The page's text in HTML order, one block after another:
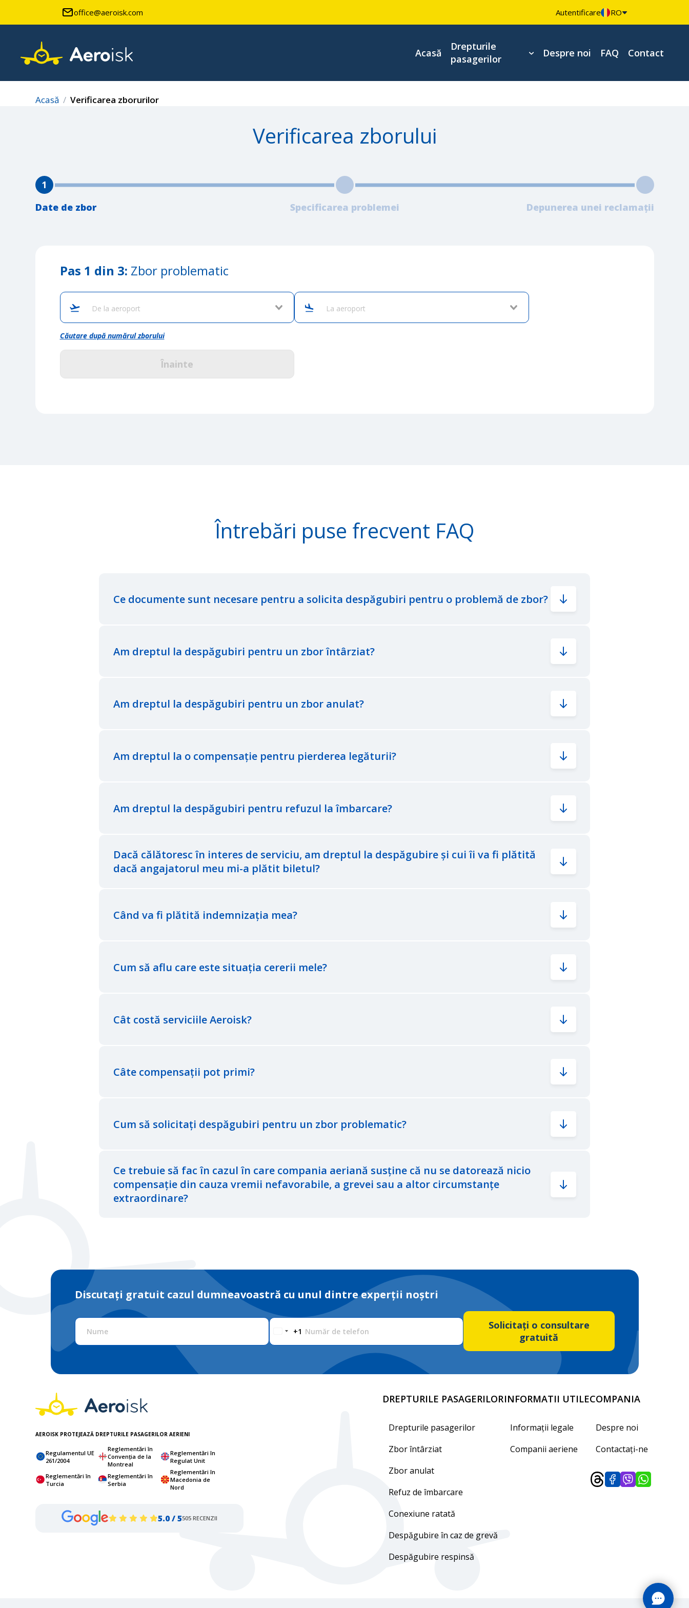
office@aeroisk.com Autentificare RO
Acasă
Drepturile
pasagerilor
Despre noi FAQ Contact
Acasă Verificarea zborurilor
Verificarea zborului
1
Date de zbor
Specificarea problemei Depunerea unei reclamații
Pas 1 din 3: Zbor problematic
De la aeroport La aeroport
Căutare după numărul zborului
Înainte
Întrebări puse frecvent FAQ
Ce documente sunt necesare pentru a solicita despăgubiri pentru o problemă de zbor?
Am dreptul la despăgubiri pentru un zbor întârziat?
Am dreptul la despăgubiri pentru un zbor anulat?
Am dreptul la o compensație pentru pierderea legăturii?
Am dreptul la despăgubiri pentru refuzul la îmbarcare?
Dacă călătoresc în interes de serviciu, am dreptul la despăgubire și cui îi va fi plătită
dacă angajatorul meu mi-a plătit biletul?
Când va fi plătită indemnizația mea?
Cum să aflu care este situația cererii mele?
Cât costă serviciile Aeroisk?
Câte compensații pot primi?
Cum să solicitați despăgubiri pentru un zbor problematic?
Ce trebuie să fac în cazul în care compania aeriană susține că nu se datorează nicio
compensație din cauza vremii nefavorabile, a grevei sau a altor circumstanțe
extraordinare?
Discutați gratuit cazul dumneavoastră cu unul dintre experții noștri
Nume Număr de telefon
+1
Solicitați o consultare
gratuită
AEROISK PROTEJEAZĂ DREPTURILE PASAGERILOR AERIENI
Regulamentul UE
261/2004
Reglementări în
Convenția de la
Montreal
Reglementări în
Regulat Unit
Reglementări în
Turcia
Reglementări în
Serbia
Reglementări în
Macedonia de
Nord
5.0 / 5505 RECENZII
DREPTURILE PASAGERILOR
Drepturile pasagerilor
Zbor întârziat
Zbor anulat
Refuz de îmbarcare
Conexiune ratată
Despăgubire în caz de grevă
Despăgubire respinsă
INFORMATII UTILE
Informații legale
Companii aeriene
COMPANIA
Despre noi
Contactaţi-ne